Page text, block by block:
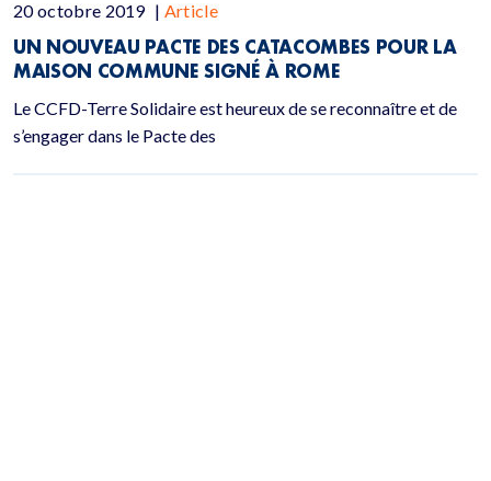
20 octobre 2019 | Article
UN NOUVEAU PACTE DES CATACOMBES POUR LA
MAISON COMMUNE SIGNÉ À ROME
Le CCFD-Terre Solidaire est heureux de se reconnaître et de
s’engager dans le Pacte des